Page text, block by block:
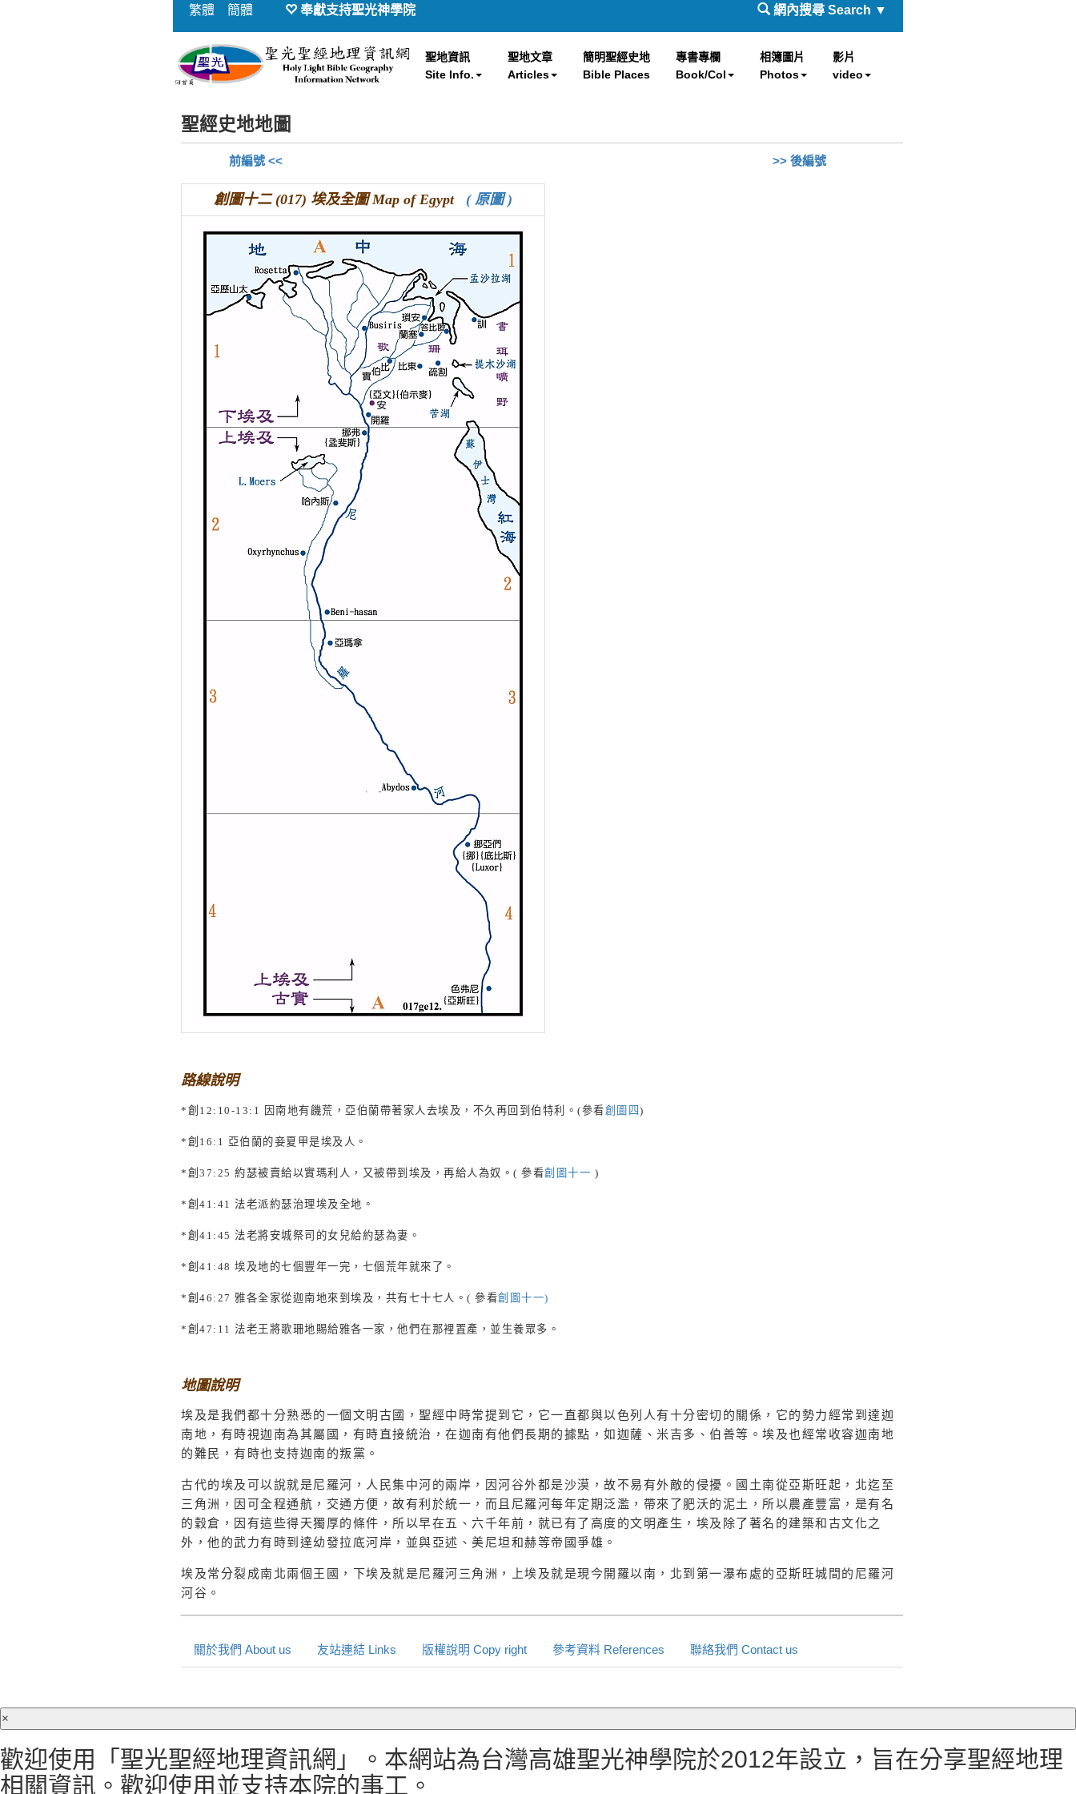
繁體 簡體 奉獻支持聖光神學院 網內搜尋 Search ▼
聖地資訊
Site Info.
聖地文章
Articles
簡明聖經史地
Bible Places
專書專欄
Book/Col
相簿圖片
Photos
影片
video
聖經史地地圖
前編號 << >> 後編號
創圖十二 (017) 埃及全圖 Map of Egypt ( 原圖 )
路線說明
* 創 12:10-13:1 因南地有饑荒，亞伯蘭帶著家人去埃及，不久再回到伯特利。 (參看創圖四 )
* 創 16:1 亞伯蘭的妾夏甲是埃及人。
* 創 37:25 約瑟被賣給以實瑪利人，又被帶到埃及，再給人為奴。 ( 參看創圖十一 )
* 創 41:41 法老派約瑟治理埃及全地。
* 創 41:45 法老將安城祭司的女兒給約瑟為妻。
* 創 41:48 埃及地的七個豐年一完，七個荒年就來了。
* 創 46:27 雅各全家從迦南地來到埃及，共有七十七人。 ( 參看創圖十一)
* 創 47:11 法老王將歌珊地賜給雅各一家，他們在那裡置產，並生養眾多。
地圖說明
埃及是我們都十分熟悉的一個文明古國，聖經中時常提到它，它一直都與以色列人有十分密切的關係，它的勢力經常到達迦
南地，有時視迦南為其屬國，有時直接統治，在迦南有他們長期的據點，如迦薩、米吉多、伯善等。埃及也經常收容迦南地
的難民，有時也支持迦南的叛黨。
古代的埃及可以說就是尼羅河，人民集中河的兩岸，因河谷外都是沙漠，故不易有外敵的侵擾。國土南從亞斯旺起，北迄至
三角洲，因可全程通航，交通方便，故有利於統一，而且尼羅河每年定期泛濫，帶來了肥沃的泥土，所以農產豐富，是有名
的穀倉，因有這些得天獨厚的條件，所以早在五、六千年前，就已有了高度的文明產生，埃及除了著名的建築和古文化之
外，他的武力有時到達幼發拉底河岸，並與亞述、美尼坦和赫等帝國爭雄。
埃及常分裂成南北兩個王國，下埃及就是尼羅河三角洲，上埃及就是現今開羅以南，北到第一瀑布處的亞斯旺城間的尼羅河
河谷。
關於我們 About us 友站連結 Links 版權說明 Copy right 參考資料 References 聯絡我們 Contact us
×
歡迎使用「聖光聖經地理資訊網」。本網站為台灣高雄聖光神學院於2012年設立，旨在分享聖經地理
相關資訊。歡迎使用並支持本院的事工。